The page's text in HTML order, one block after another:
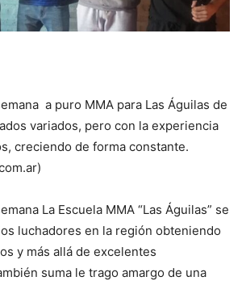
a puro MMA para Las Águilas de
variados, pero con la experiencia
creciendo de forma constante.
La Escuela MMA “Las Águilas” se
luchadores en la región obteniendo
y más allá de excelentes
suma le trago amargo de una